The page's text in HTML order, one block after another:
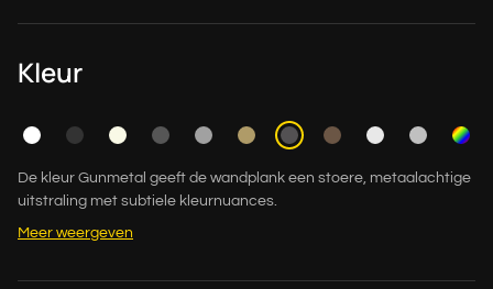
Kleur
De kleur Gunmetal geeft de wandplank een stoere, metaalachtige
uitstraling met subtiele kleurnuances.
Meer weergeven